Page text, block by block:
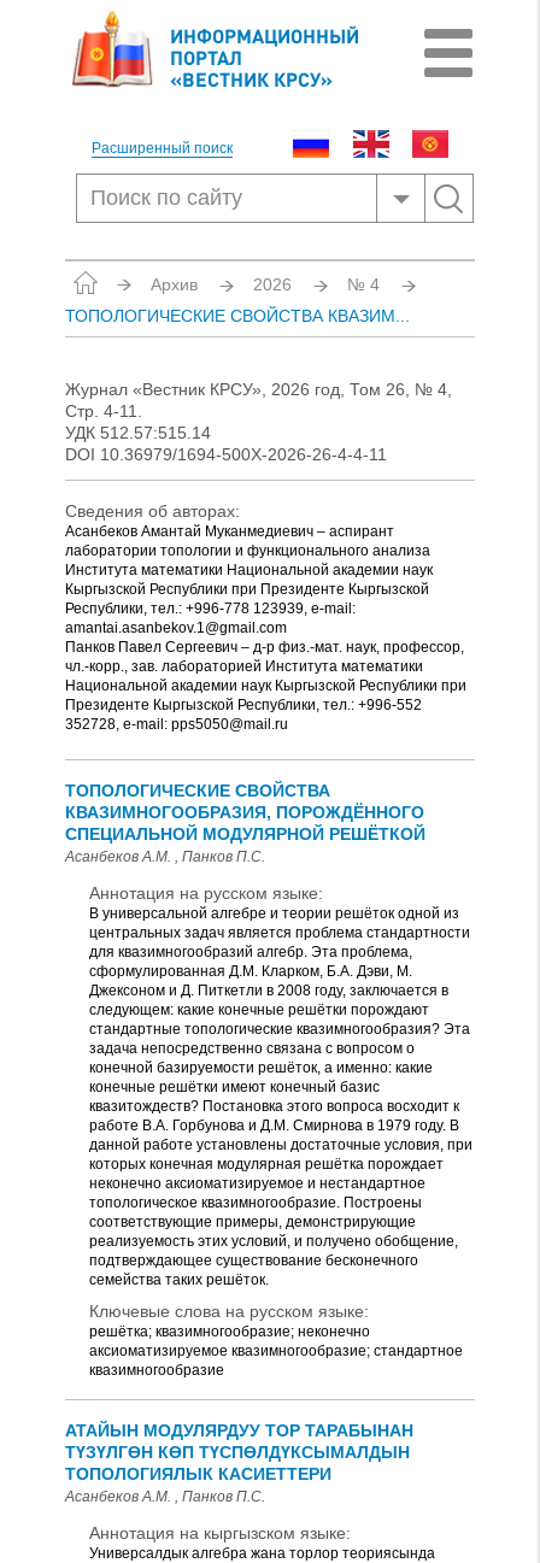
ИНФОРМАЦИОННЫЙ
ПОРТАЛ
«ВЕСТНИК КРСУ»
Расширенный поиск
Архив 2026
№ 4
ТОПОЛОГИЧЕСКИЕ СВОЙСТВА КВАЗИМ...
Журнал «Вестник КРСУ», 2026 год, Том 26, № 4,
Стр. 4-11.
УДК 512.57:515.14
DOI 10.36979/1694-500Х-2026-26-4-4-11
Сведения об авторах:
Асанбеков Амантай Муканмедиевич – аспирант
лаборатории топологии и функционального анализа
Института математики Национальной академии наук
Кыргызской Республики при Президенте Кыргызской
Республики, тел.: +996-778 123939, e-mail:
amantai.asanbekov.1@gmail.com
Панков Павел Сергеевич – д-р физ.-мат. наук, профессор,
чл.-корр., зав. лабораторией Института математики
Национальной академии наук Кыргызской Республики при
Президенте Кыргызской Республики, тел.: +996-552
352728, е-mail: pps5050@mail.ru
ТОПОЛОГИЧЕСКИЕ СВОЙСТВА
КВАЗИМНОГООБРАЗИЯ, ПОРОЖДЁННОГО
СПЕЦИАЛЬНОЙ МОДУЛЯРНОЙ РЕШЁТКОЙ
Асанбеков А.М. , Панков П.С.
Аннотация на русском языке:
В универсальной алгебре и теории решёток одной из
центральных задач является проблема стандартности
для квазимногообразий алгебр. Эта проблема,
сформулированная Д.М. Кларком, Б.А. Дэви, М.
Джексоном и Д. Питкетли в 2008 году, заключается в
следующем: какие конечные решётки порождают
стандартные топологические квазимногообразия? Эта
задача непосредственно связана с вопросом о
конечной базируемости решёток, а именно: какие
конечные решётки имеют конечный базис
квазитождеств? Постановка этого вопроса восходит к
работе В.А. Горбунова и Д.М. Смирнова в 1979 году. В
данной работе установлены достаточные условия, при
которых конечная модулярная решётка порождает
неконечно аксиоматизируемое и нестандартное
топологическое квазимногообразие. Построены
соответствующие примеры, демонстрирующие
реализуемость этих условий, и получено обобщение,
подтверждающее существование бесконечного
семейства таких решёток.
Ключевые слова на русском языке:
решётка; квазимногообразие; неконечно
аксиоматизируемое квазимногообразие; стандартное
квазимногообразие
АТАЙЫН МОДУЛЯРДУУ ТОР ТАРАБЫНАН
ТҮЗҮЛГӨН КӨП ТҮСПӨЛДҮКСЫМАЛДЫН
ТОПОЛОГИЯЛЫК КАСИЕТТЕРИ
Асанбеков А.М. , Панков П.С.
Аннотация на кыргызском языке:
Универсалдык алгебра жана торлор теориясында